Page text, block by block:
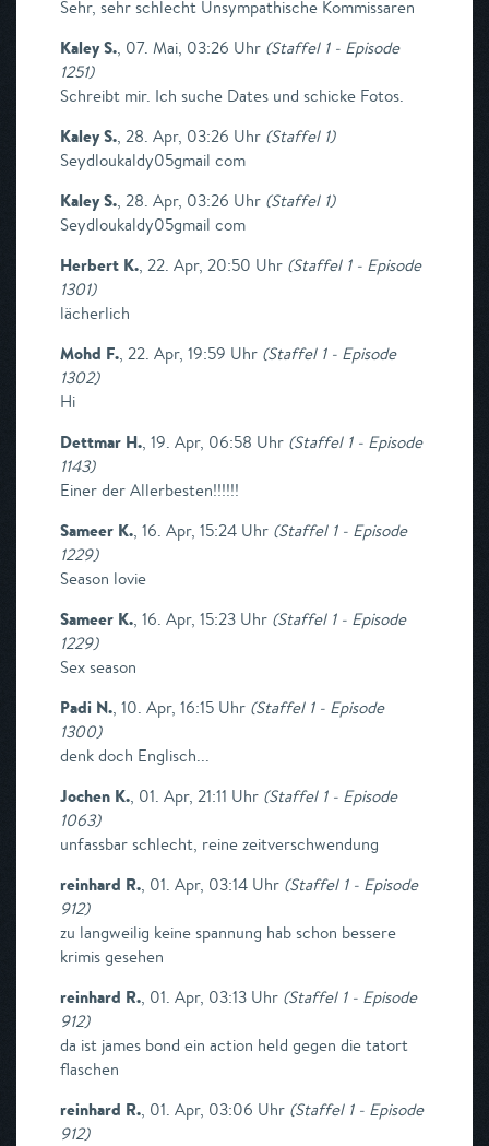
Sehr, sehr schlecht Unsympathische Kommissaren
Kaley S., 07. Mai, 03:26 Uhr (Staffel 1 - Episode
1251)
Schreibt mir. Ich suche Dates und schicke Fotos.
Kaley S., 28. Apr, 03:26 Uhr (Staffel 1)
Seydloukaldy05gmail com
Kaley S., 28. Apr, 03:26 Uhr (Staffel 1)
Seydloukaldy05gmail com
Herbert K., 22. Apr, 20:50 Uhr (Staffel 1 - Episode
1301)
lächerlich
Mohd F., 22. Apr, 19:59 Uhr (Staffel 1 - Episode
1302)
Hi
Dettmar H., 19. Apr, 06:58 Uhr (Staffel 1 - Episode
1143)
Einer der Allerbesten!!!!!!
Sameer K., 16. Apr, 15:24 Uhr (Staffel 1 - Episode
1229)
Season lovie
Sameer K., 16. Apr, 15:23 Uhr (Staffel 1 - Episode
1229)
Sex season
Padi N., 10. Apr, 16:15 Uhr (Staffel 1 - Episode
1300)
denk doch Englisch...
Jochen K., 01. Apr, 21:11 Uhr (Staffel 1 - Episode
1063)
unfassbar schlecht, reine zeitverschwendung
reinhard R., 01. Apr, 03:14 Uhr (Staffel 1 - Episode
912)
zu langweilig keine spannung hab schon bessere
krimis gesehen
reinhard R., 01. Apr, 03:13 Uhr (Staffel 1 - Episode
912)
da ist james bond ein action held gegen die tatort
flaschen
reinhard R., 01. Apr, 03:06 Uhr (Staffel 1 - Episode
912)